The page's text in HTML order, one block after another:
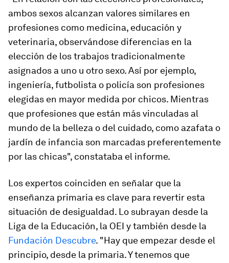
ambos sexos alcanzan valores similares en
profesiones como medicina, educación y
veterinaria, observándose diferencias en la
elección de los trabajos tradicionalmente
asignados a uno u otro sexo. Así por ejemplo,
ingeniería, futbolista o policía son profesiones
elegidas en mayor medida por chicos. Mientras
que profesiones que están más vinculadas al
mundo de la belleza o del cuidado, como azafata o
jardín de infancia son marcadas preferentemente
por las chicas", constataba el informe.
Los expertos coinciden en señalar que la
enseñanza primaria es clave para revertir esta
situación de desigualdad. Lo subrayan desde la
Liga de la Educación, la OEI y también desde la
Fundación Descubre. "Hay que empezar desde el
principio, desde la primaria. Y tenemos que